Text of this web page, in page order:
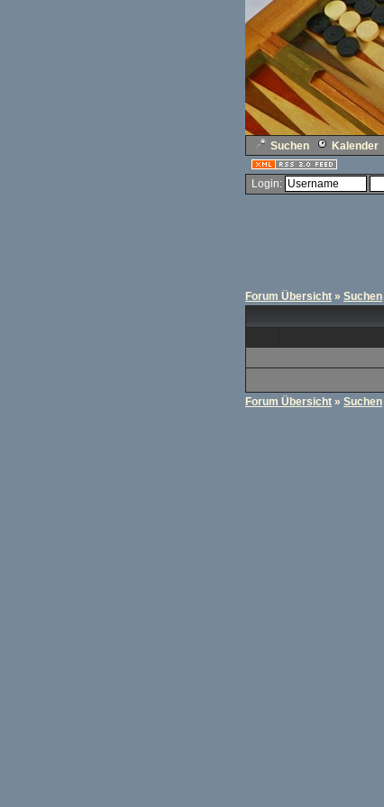
Suchen Kalender
Login:
Forum Übersicht » Suchen
Forum Übersicht » Suchen